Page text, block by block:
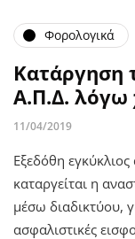
Φορολογικά
Κατάργηση
Α.Π.Δ. λόγω
11/04/2019
Εξεδόθη
καταργείται η
μέσω διαδικτύου,
ασφαλιστικές